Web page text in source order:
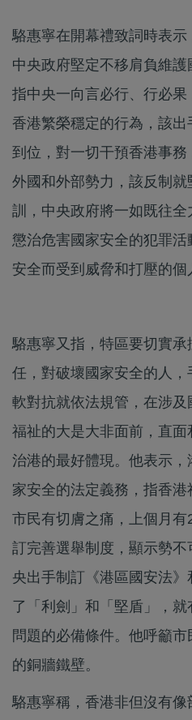
駱惠寧在開幕禮致詞時表示
中央政府堅定不移肩負維
指中央一向言必行、行必
香港繁榮穩定的行為，該
到位，對一切干預香港事
外國和外部勢力，該反制
訓，中央政府將一如既往
懲治危害國家安全的犯罪
安全而受到威脅和打壓的個
駱惠寧又指，特區要切實
任，對破壞國家安全的人
軟對抗就依法規管，在涉
福祉的大是大非面前，直
治港的最好體現。他表示
家安全的法定義務，指香港
市民有切膚之痛，上個月
訂完善選舉制度，顯示勢
央出手制訂《港區國安法
了「利劍」和「堅盾」，
問題的必備條件。他呼籲
的銅牆鐵壁。
駱惠寧稱，香港非但沒有